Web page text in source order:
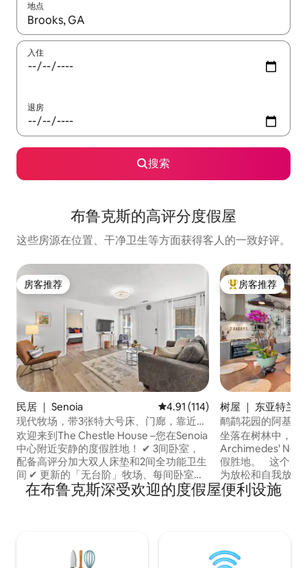
地点
如有搜索结果，请使用上下方向键查看，或通过点击或滑动手势
入住
退房
搜索
布鲁克斯的高评分度假屋
这些房源在位置、干净卫生等方面获得客人的一致好评。
房客推荐
房客推荐
民居 ｜ Senoia 平均评分 4.91 分（满分 5 分），
4.91 (114)
现代牧场，带3张特大号床、门廊，靠近
DT Senoia
欢迎来到The Chestle House –您在Senoia
中心附近安静的度假胜地！ ✔ 3间卧室，
配备高评分加大双人床垫和2间全功能卫生
间 ✔ 更新的「无台阶」牧场、每间卧室均
配备智能电视、前廊摇椅、标准双人沙发
床和设备齐全的厨房 ✔ 安静的木地段，靠
样，来参观「红地毯铺设的佐治亚主街」
热门「房客推荐」
房客推荐
树屋 ｜ 东亚特兰大
鸸鹋花园的阿基米
坐落在树林中，
Archimedes' Nest
假胜地。 这个度
为放松和自我放纵
便利设施，让您拥
每个窗户都可以看
这是亚特兰大最热
在布鲁克斯深受欢迎的度假屋便利设施